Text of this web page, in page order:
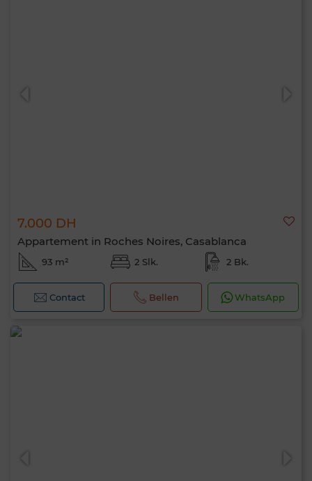
7.000 DH
Appartement in Roches Noires, Casablanca
93 m² 2 Slk. 2 Bk.
Contact Bellen WhatsApp